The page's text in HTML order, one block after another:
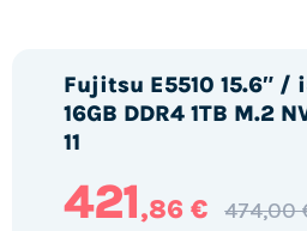
Fujitsu E5510 15.6″ /
16GB DDR4 1TB M.2
11
421,86 € 474,00